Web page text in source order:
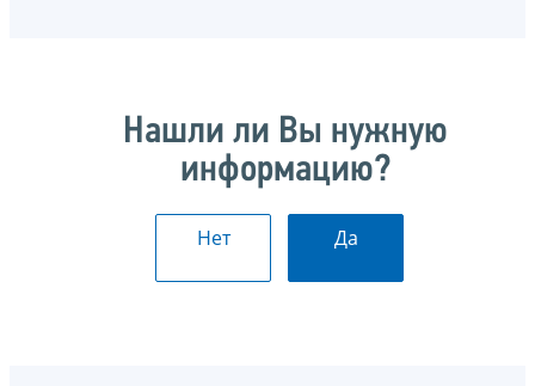
Нашли ли Вы нужную
информацию?
Нет Да